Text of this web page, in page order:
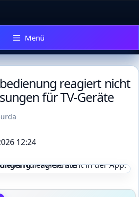
Menü
reagiert nicht
für TV-Geräte
12:24